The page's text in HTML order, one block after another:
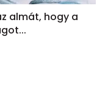
almát, hogy a